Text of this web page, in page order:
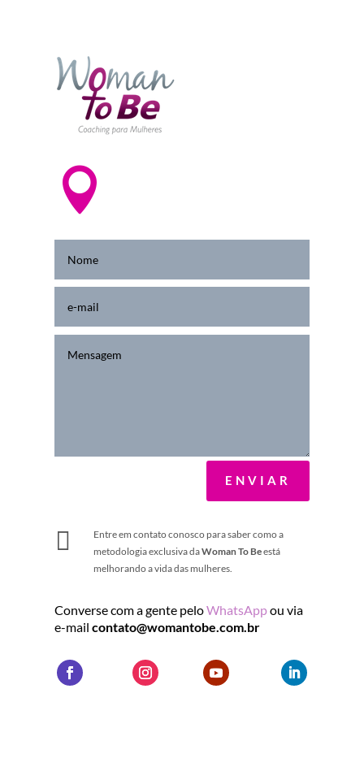

ENVIAR

Entre em contato conosco para saber como a
metodologia exclusiva daWoman To Beestá
melhorando a vida das mulheres.
Converse com a gente peloWhatsAppou via
e-mailcontato@womantobe.com.br